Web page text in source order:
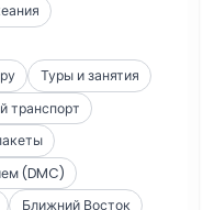
Туры и занятия
транспорт
(DMC)
Ближний Восток